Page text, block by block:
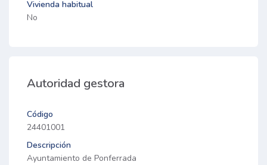
Vivienda habitual
No
Autoridad gestora
Código
24401001
Descripción
Ayuntamiento de Ponferrada